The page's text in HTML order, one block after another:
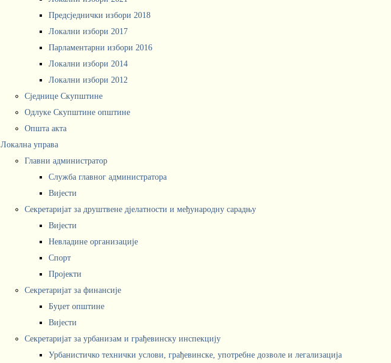
Предсједнички избори 2018
Локални избори 2017
Парламентарни избори 2016
Локални избори 2014
Локални избори 2012
Сједнице Скупштине
Одлуке Скупштине општине
Општа акта
Локална управа
Главни администратор
Служба главног администратора
Вијести
Секретаријат за друштвене дјелатности и међународну сарадњу
Вијести
Невладине организације
Спорт
Пројекти
Секретаријат за финансије
Буџет општине
Вијести
Секретаријат за урбанизам и грађевинску инспекцију
Урбанистичко технички услови, грађевинске, употребне дозволе и легализација